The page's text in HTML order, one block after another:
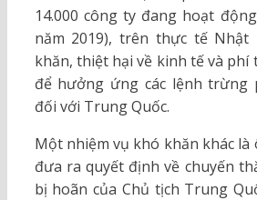
14.000 công ty đang hoạt
năm 2019), trên thực tế Nhật
khăn, thiệt hại về kinh tế và phí
để hưởng ứng các lệnh trừng
đối với Trung Quốc.
Một nhiệm vụ khó khăn khác là
đưa ra quyết định về chuyến
bị hoãn của Chủ tịch Trung